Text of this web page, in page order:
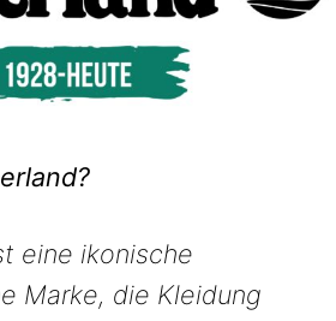
eine ikonische
Marke, die Kleidung